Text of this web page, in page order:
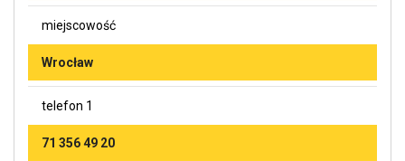
miejscowość
Wrocław
telefon 1
71 356 49 20